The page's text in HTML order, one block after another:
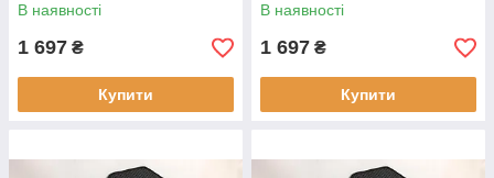
В наявності
1 697 ₴
Купити
В наявності
1 697 ₴
Купити